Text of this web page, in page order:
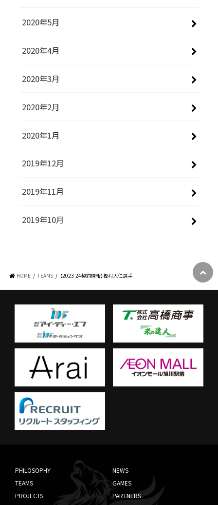
2020年5月
2020年4月
2020年3月
2020年2月
2020年1月
2019年12月
2019年11月
2019年10月
HOME TEAMS 【2023-24契約情報】樫村大仁選手
PHILOSOPHY
NEWS
TEAMS
GAMES
PROJECTS
PARTNERS